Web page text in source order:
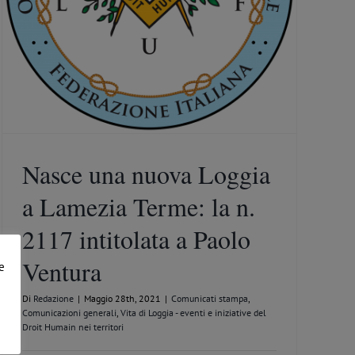
Nasce una nuova Loggia
a Lamezia Terme: la n.
2117 intitolata a Paolo
Ventura
Di Redazione | Maggio 28th, 2021 | Comunicati stampa,
Comunicazioni generali, Vita di Loggia - eventi e iniziative del
Droit Humain nei territori